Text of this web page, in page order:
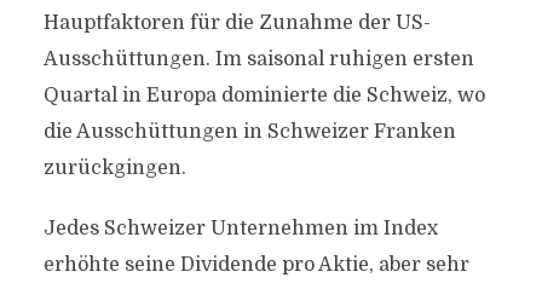
Hauptfaktoren für die Zunahme der US-
Ausschüttungen. Im saisonal ruhigen ersten
Quartal in Europa dominierte die Schweiz, wo
die Ausschüttungen in Schweizer Franken
zurückgingen.
Jedes Schweizer Unternehmen im Index
erhöhte seine Dividende pro Aktie, aber sehr